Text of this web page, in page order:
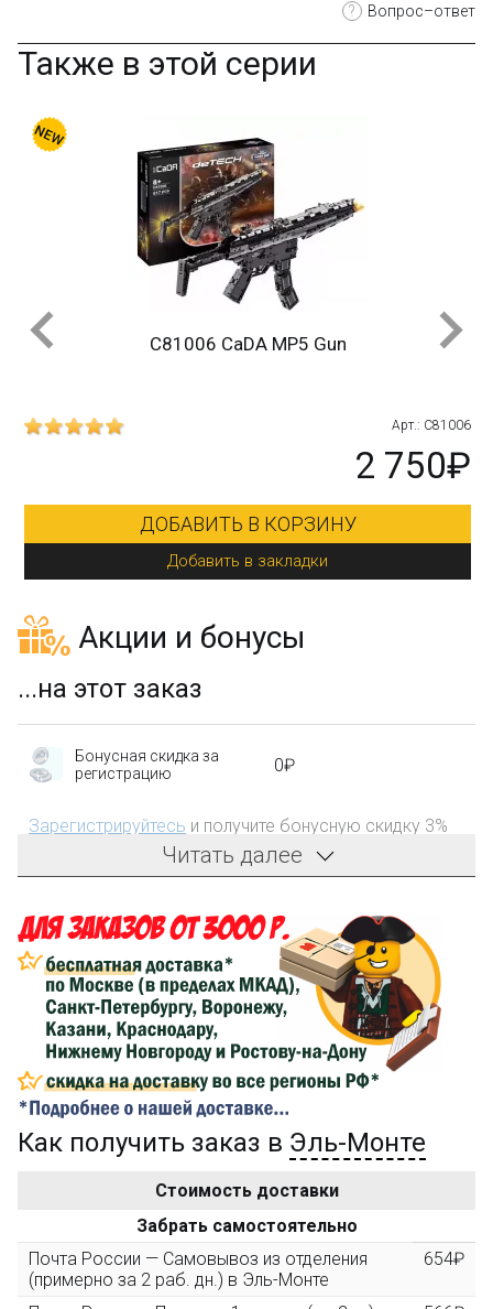
? Вопрос–ответ
Также в этой серии
C81006 CaDA MP5 Gun
Арт.: C81006
2 750₽
ДОБАВИТЬ В КОРЗИНУ
Добавить в закладки
Акции и бонусы
...на этот заказ
Бонусная скидка за
регистрацию
0₽
Зарегистрируйтесь и получите бонусную скидку 3%
на первый заказ!
затрат на доставку
Сделайте заказ на сумму не менее 3 000₽, оплатите
его на карту Сбербанка и получите 150₽ на
компенсацию доставки.
...на следующий заказ
Золотая скидка
персональная
10%
3000 рублей, Вы получите постоянную скидку на все
повторные заказы - 10%
Читать далее
Как получить заказ в Эль-Монте
Стоимость доставки
Забрать самостоятельно
Почта России — Самовывоз из отделения
(примерно за 2 раб. дн.) в Эль-Монте
654₽